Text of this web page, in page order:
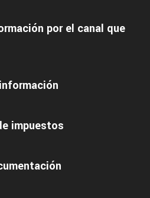
por el canal que
impuestos